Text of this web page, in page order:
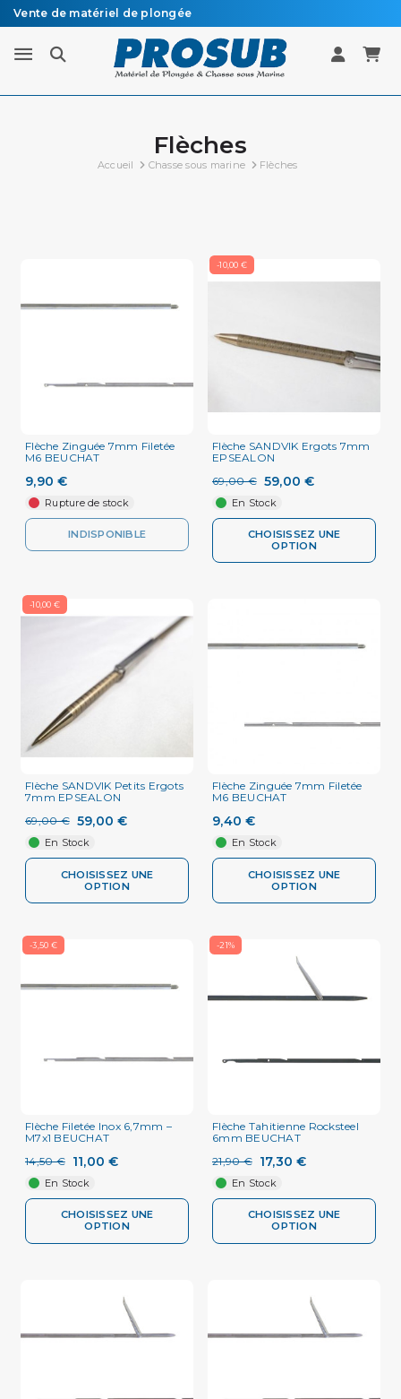
Vente de matériel de plongée
Livraison sous 48h à 72h en colissimo recommandé
Flèches
Accueil Chasse sous marine Flèches
Flèche Zinguée 7mm Filetée
M6 BEUCHAT
9,90 €
Rupture de stock
INDISPONIBLE
-10,00 €
Flèche SANDVIK Ergots 7mm
EPSEALON
69,00 € 59,00 €
En Stock
CHOISISSEZ UNE
OPTION
-10,00 €
Flèche SANDVIK Petits Ergots
7mm EPSEALON
69,00 € 59,00 €
En Stock
CHOISISSEZ UNE
OPTION
Flèche Zinguée 7mm Filetée
M6 BEUCHAT
9,40 €
En Stock
CHOISISSEZ UNE
OPTION
-3,50 €
Flèche Filetée Inox 6,7mm –
M7x1 BEUCHAT
14,50 €
11,00 €
En Stock
CHOISISSEZ UNE
OPTION
-21%
Flèche Tahitienne Rocksteel
6mm BEUCHAT
21,90 €
17,30 €
En Stock
CHOISISSEZ UNE
OPTION